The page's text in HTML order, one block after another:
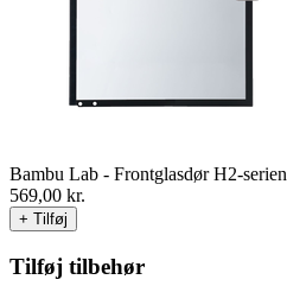
Bambu Lab - Frontglasdør H2-serien
569,00 kr.
+ Tilføj
Tilføj tilbehør